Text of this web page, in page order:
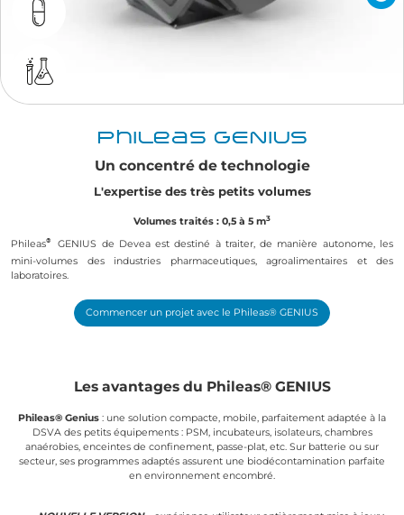
Phileas® GENIUS
Un concentré de technologie
L'expertise des très petits volumes
Volumes traités : 0,5 à 5 m3
Phileas®
GENIUS de Devea est destiné à traiter, de manière autonome, les
mini-volumes des industries pharmaceutiques, agroalimentaires et des
laboratoires.
Commencer un projet avec le Phileas® GENIUS
Les avantages du Phileas® GENIUS
Phileas® Genius : une solution compacte, mobile, parfaitement adaptée à la
DSVA des petits équipements : PSM, incubateurs, isolateurs, chambres
anaérobies, enceintes de confinement, passe-plat, etc. Sur batterie ou sur
secteur, ses programmes adaptés assurent une biodécontamination parfaite
en environnement encombré.